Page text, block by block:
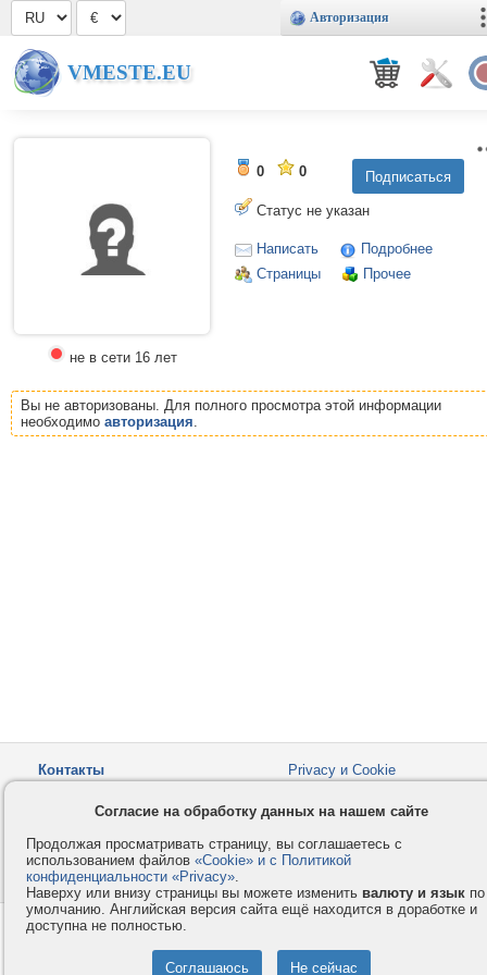
Авторизация
VMESTE.EU
не в сети 16 лет
0 0
Статус не указан
Написать
Подробнее
Страницы
Прочее
Вы не авторизованы. Для полного просмотра этой информации
необходимо авторизация.
Контакты
Privacy и Cookie
Как оплатить
Форумы
© 2008-2026VMESTE.EU
Согласие на обработку данных на нашем сайте
Продолжая просматривать страницу, вы соглашаетесь с
использованием файлов «Cookie» и с Политикой
конфиденциальности «Privacy».
Наверху или внизу страницы вы можете изменить валюту и язык по
умолчанию. Английская версия сайта ещё находится в доработке и
доступна не полностью.